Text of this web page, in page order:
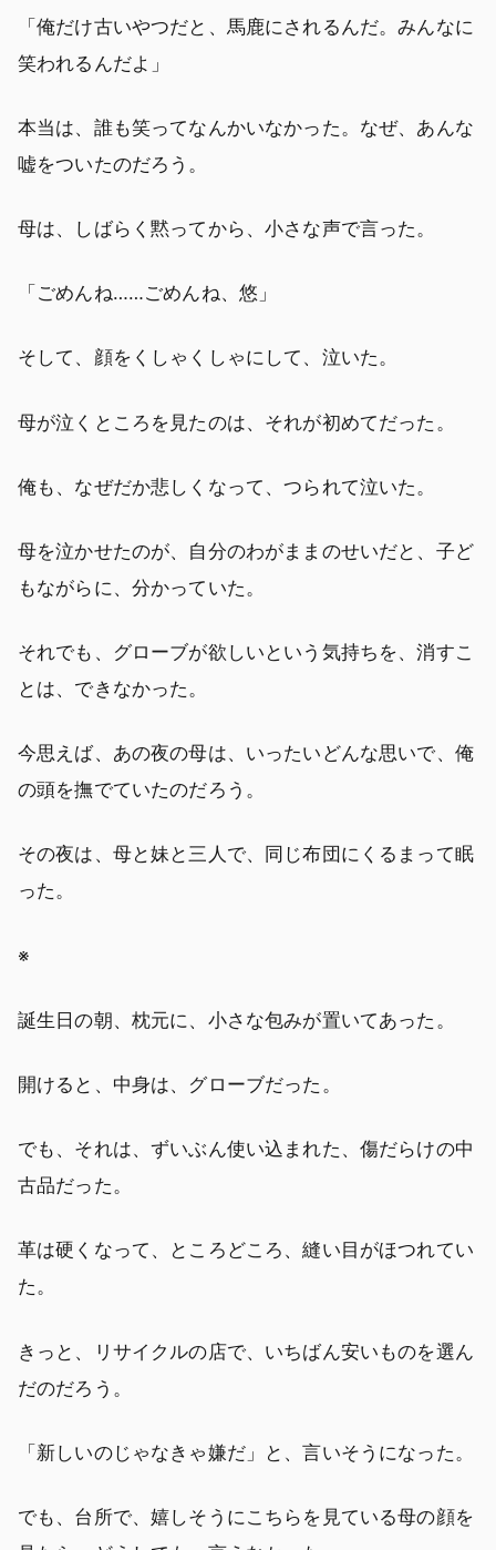
「俺だけ古いやつだと、馬鹿にされるんだ。みんなに
笑われるんだよ」
本当は、誰も笑ってなんかいなかった。なぜ、あんな
嘘をついたのだろう。
母は、しばらく黙ってから、小さな声で言った。
「ごめんね……ごめんね、悠」
そして、顔をくしゃくしゃにして、泣いた。
母が泣くところを見たのは、それが初めてだった。
俺も、なぜだか悲しくなって、つられて泣いた。
母を泣かせたのが、自分のわがままのせいだと、子ど
もながらに、分かっていた。
それでも、グローブが欲しいという気持ちを、消すこ
とは、できなかった。
今思えば、あの夜の母は、いったいどんな思いで、俺
の頭を撫でていたのだろう。
その夜は、母と妹と三人で、同じ布団にくるまって眠
った。
※
誕生日の朝、枕元に、小さな包みが置いてあった。
開けると、中身は、グローブだった。
でも、それは、ずいぶん使い込まれた、傷だらけの中
古品だった。
革は硬くなって、ところどころ、縫い目がほつれてい
た。
きっと、リサイクルの店で、いちばん安いものを選ん
だのだろう。
「新しいのじゃなきゃ嫌だ」と、言いそうになった。
でも、台所で、嬉しそうにこちらを見ている母の顔を